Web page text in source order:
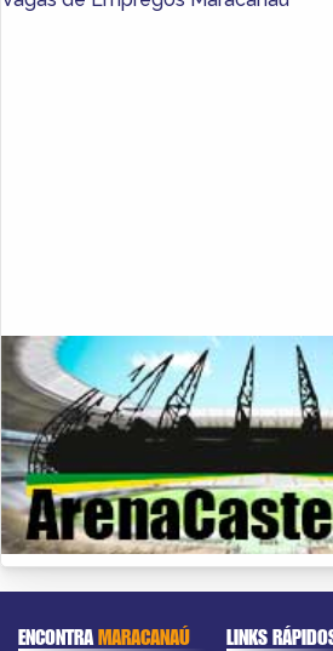
ENCONTRAMARACANAÚ LINKS